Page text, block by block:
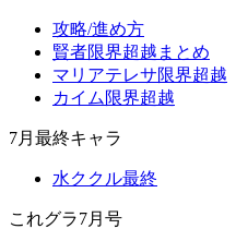
攻略/進め方
賢者限界超越まとめ
マリアテレサ限界超越
カイム限界超越
7月最終キャラ
水ククル最終
これグラ7月号